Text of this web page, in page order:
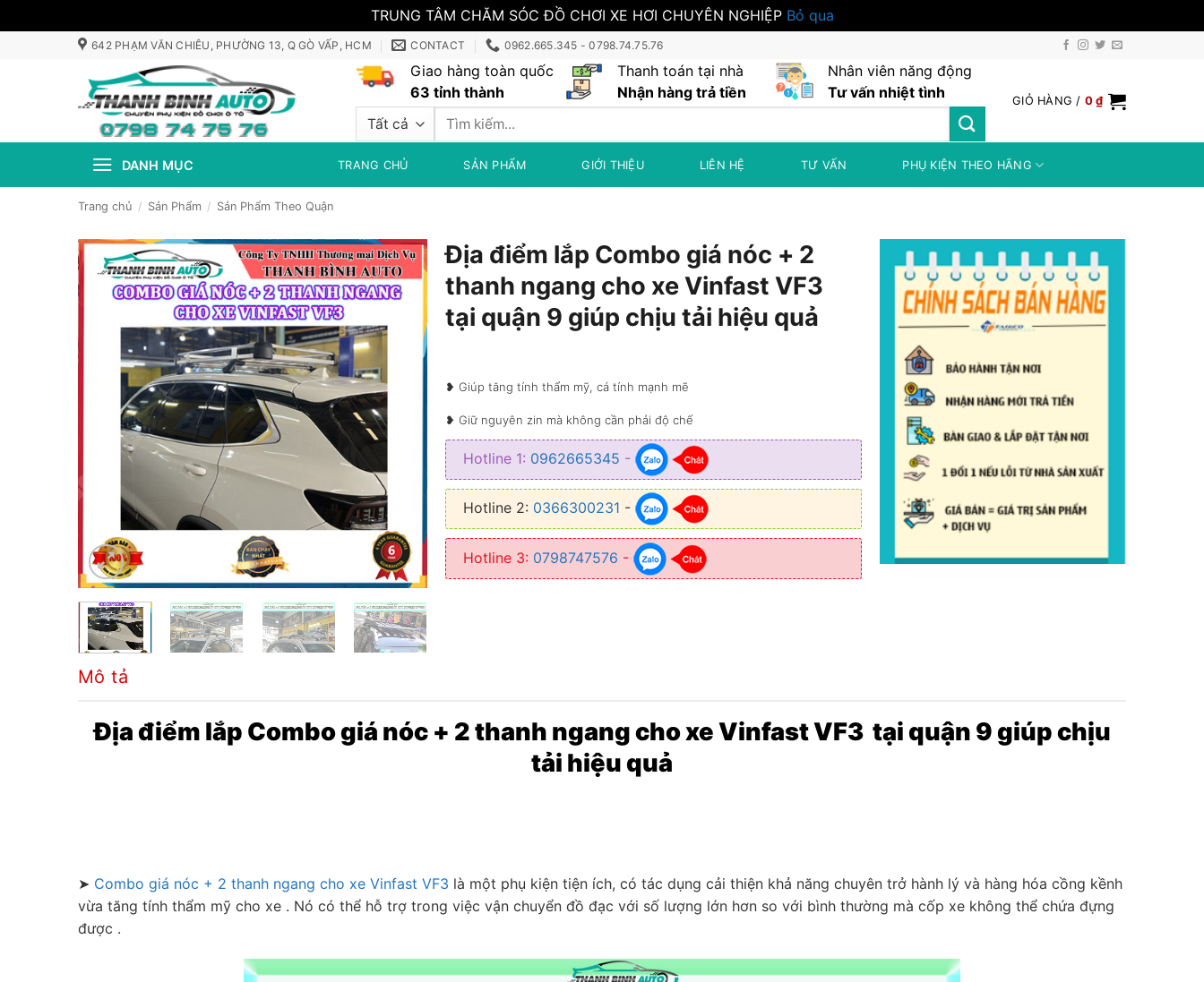
TRUNG TÂM CHĂM SÓC ĐỒ CHƠI XE HƠI CHUYÊN NGHIỆP Bỏ qua
642 PHẠM VĂN CHIÊU, PHƯỜNG 13, Q GÒ VẤP, HCM CONTACT 0962.665.345 - 0798.74.75.76
Giao hàng toàn quốc
63 tỉnh thành
Thanh toán tại nhà
Nhận hàng trả tiền
Nhân viên năng động
Tư vấn nhiệt tình
Tìm
GIỎ HÀNG / 0₫
DANH MỤC TRANG CHỦ SẢN PHẨM GIỚI THIỆU LIÊN HỆ TƯ VẤN PHỤ KIỆN THEO HÃNG
Trang chủ / Sản Phẩm / Sản Phẩm Theo Quận
Địa điểm lắp Combo giá nóc + 2
thanh ngang cho xe Vinfast VF3
tại quận 9 giúp chịu tải hiệu quả
❥ Giúp tăng tính thẩm mỹ, cá tính mạnh mẽ
❥ Giữ nguyên zin mà không cần phải độ chế
❥ Mở rộng không gian chứa đồ đạc, hàng hóa
❥ Chất lượng tốt, độ bền bỉ cao, chịu tải tốt
❥ Được làm từ hợp kim nhôm, thép không gỉ
Hotline 1: 0962665345 -
Hotline 2: 0366300231 -
Hotline 3: 0798747576 -
Mô tả
Địa điểm lắp Combo giá nóc + 2 thanh ngang cho xe Vinfast VF3 tại quận 9 giúp chịu
tải hiệu quả
➤ Combo giá nóc + 2 thanh ngang cho xe Vinfast VF3 là một phụ kiện tiện ích, có tác dụng cải thiện khả năng chuyên trở hành lý và hàng hóa cồng kềnh
vừa tăng tính thẩm mỹ cho xe . Nó có thể hỗ trợ trong việc vận chuyển đồ đạc với số lượng lớn hơn so với bình thường mà cốp xe không thể chứa đựng
được .